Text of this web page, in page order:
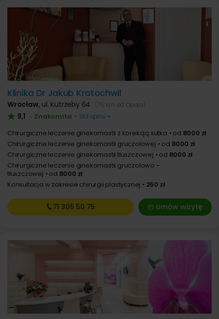
Klinika Dr Jakub Kratochwil
Wrocław, ul. Kutrzeby 64 (75 km od Opola)
9,1 • Znakomita • 183 opinii
Chirurgiczne leczenie ginekomastii z korekcją sutka od 8000 zł
Chirurgiczne leczenie ginekomastii gruczołowej
od 8000 zł
Chirurgiczne leczenie ginekomastii tłuszczowej
od 8000 zł
Chirurgiczne leczenie ginekomastii gruczołowo –
tłuszczowej
od 8000 zł
Konsultacja w zakresie chirurgii plastycznej
250 zł
Umów wizytę
71 305 50 75